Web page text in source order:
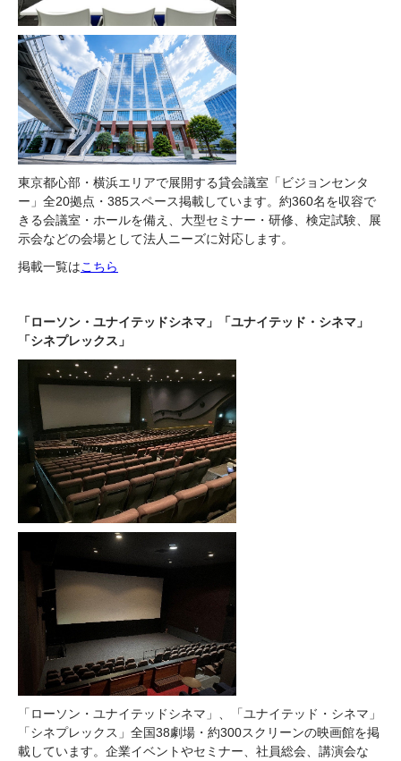
東京都心部・横浜エリアで展開する貸会議室「ビジョンセンタ
ー」全20拠点・385スペース掲載しています。約360名を収容で
きる会議室・ホールを備え、大型セミナー・研修、検定試験、展
示会などの会場として法人ニーズに対応します。
掲載一覧はこちら
「ローソン・ユナイテッドシネマ」「ユナイテッド・シネマ」
「シネプレックス」
「ローソン・ユナイテッドシネマ」、「ユナイテッド・シネマ」
「シネプレックス」全国38劇場・約300スクリーンの映画館を掲
載しています。企業イベントやセミナー、社員総会、講演会な